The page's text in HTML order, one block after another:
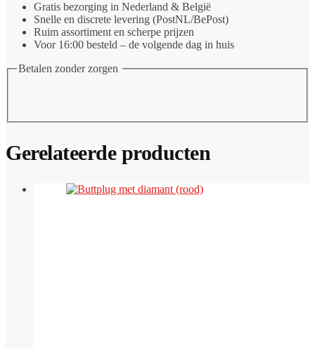
Gratis bezorging in Nederland & België
Snelle en discrete levering (PostNL/BePost)
Ruim assortiment en scherpe prijzen
Voor 16:00 besteld – de volgende dag in huis
Betalen zonder zorgen
Gerelateerde producten